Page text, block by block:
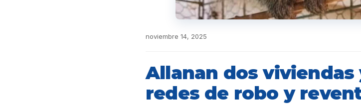
noviembre 14, 2025
Allanan dos
redes de robo y